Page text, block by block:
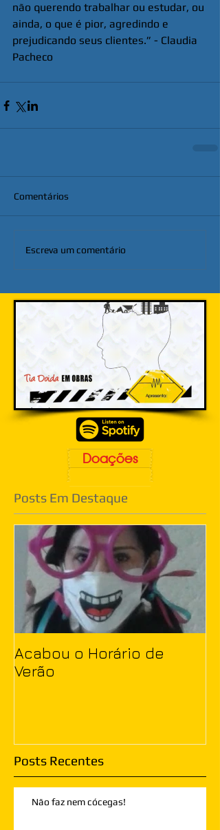
não querendo trabalhar ou estudar, ou
ainda, o que é pior, agredindo e
prejudicando seus clientes.” - Claudia
Pacheco
Comentários
Escreva um comentário
Doações
Posts Em Destaque
Acabou o Horário de
Verão
Posts Recentes
Não faz nem cócegas!